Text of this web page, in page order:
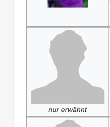
nur erwähnt